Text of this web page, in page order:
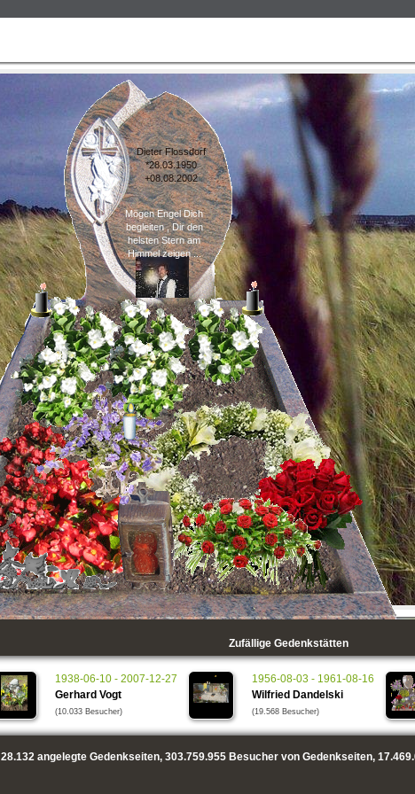
Dieter Flossdorf
*28.03.1950
+08.08.2002
Mögen Engel Dich
begleiten , Dir den
helsten Stern am
Himmel zeigen ...
Zufällige Gedenkstätten
1938-06-10 - 2007-12-27
Gerhard Vogt
(10.033 Besucher)
1956-08-03 - 1961-08-16
Wilfried Dandelski
(19.568 Besucher)
28.132angelegte Gedenkseiten, 303.759.955Besucher von Gedenkseiten,